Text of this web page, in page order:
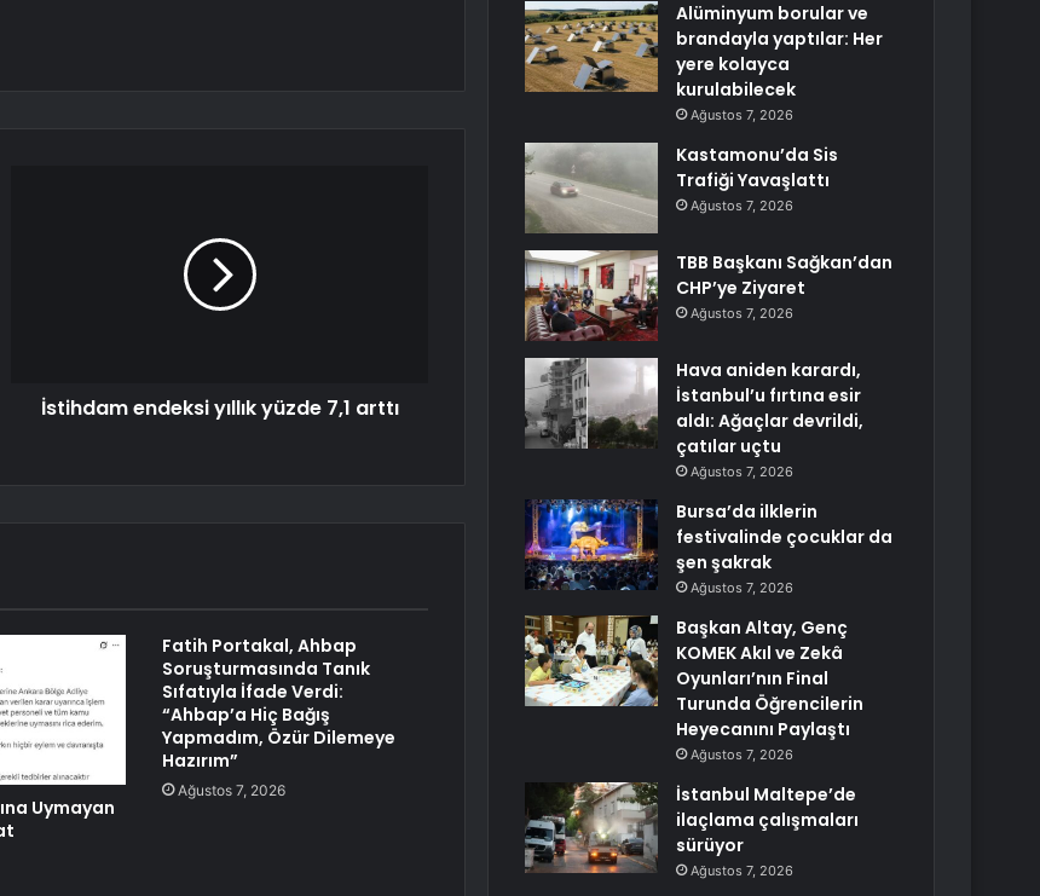
İstihdam endeksi yıllık yüzde 7,1 arttı
Uymayan
Fatih Portakal, Ahbap
Soruşturmasında Tanık
Sıfatıyla İfade Verdi:
“Ahbap’a Hiç Bağış
Yapmadım, Özür Dilemeye
Hazırım”
Ağustos 7, 2026
Alüminyum borular ve
brandayla yaptılar: Her
yere kolayca
kurulabilecek
Ağustos 7, 2026
Kastamonu’da Sis
Trafiği Yavaşlattı
Ağustos 7, 2026
TBB Başkanı Sağkan’dan
CHP’ye Ziyaret
Ağustos 7, 2026
Hava aniden karardı,
İstanbul’u fırtına esir
aldı: Ağaçlar devrildi,
çatılar uçtu
Ağustos 7, 2026
Bursa’da ilklerin
festivalinde çocuklar da
şen şakrak
Ağustos 7, 2026
Başkan Altay, Genç
KOMEK Akıl ve Zekâ
Oyunları’nın Final
Turunda Öğrencilerin
Heyecanını Paylaştı
Ağustos 7, 2026
İstanbul Maltepe’de
ilaçlama çalışmaları
sürüyor
Ağustos 7, 2026